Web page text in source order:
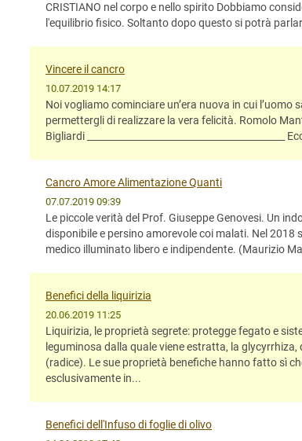
CRISTIANO nel corpo e nello spirito Dobbiamo
l'equilibrio fisico. Soltanto dopo questo si potrà
Vincere il cancro
10.07.2019 14:17
Noi vogliamo cominciare un’era nuova in cui
permettergli di realizzare la vera felicità. Romolo
Bigliardi
Cancro Amore Alimentazione Quanti
07.07.2019 09:39
Le piccole verità del Prof. Giuseppe Genovesi. Un
disponibile e persino amorevole coi malati. Nel
medico illuminato libero e indipendente. (Maurizio
Benefici della liquirizia
20.06.2019 11:25
Liquirizia, le proprietà segrete: protegge fegato e
leguminosa dalla quale viene estratta, la
(radice). Le sue proprietà benefiche hanno fatto sì
esclusivamente in...
Benefici dell'Infuso di foglie di olivo